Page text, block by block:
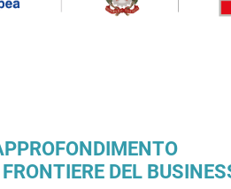
DEL